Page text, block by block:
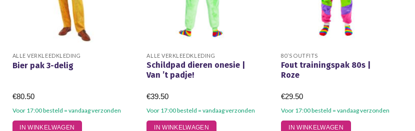
ALLE VERKLEEDKLEDING
Bier pak 3-delig
Voor 17:00 besteld = vandaag verzonden
€80.50
IN WINKELWAGEN
Dit
ALLE VERKLEEDKLEDING
Schildpad dieren onesie |
Van ’t padje!
Voor 17:00 besteld = vandaag verzonden
€39.50
IN WINKELWAGEN
Dit
80’S OUTFITS
Fout trainingspak 80s |
Roze
Voor 17:00 besteld = vandaag verzonden
€29.50
IN WINKELWAGEN
Dit